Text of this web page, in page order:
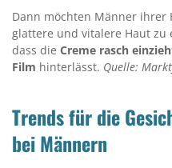
Dann möchten Männer ihrer
glattere und vitalere Haut
dass die Creme rasch
Film hinterlässt. Quelle:
Trends für die
bei Männern